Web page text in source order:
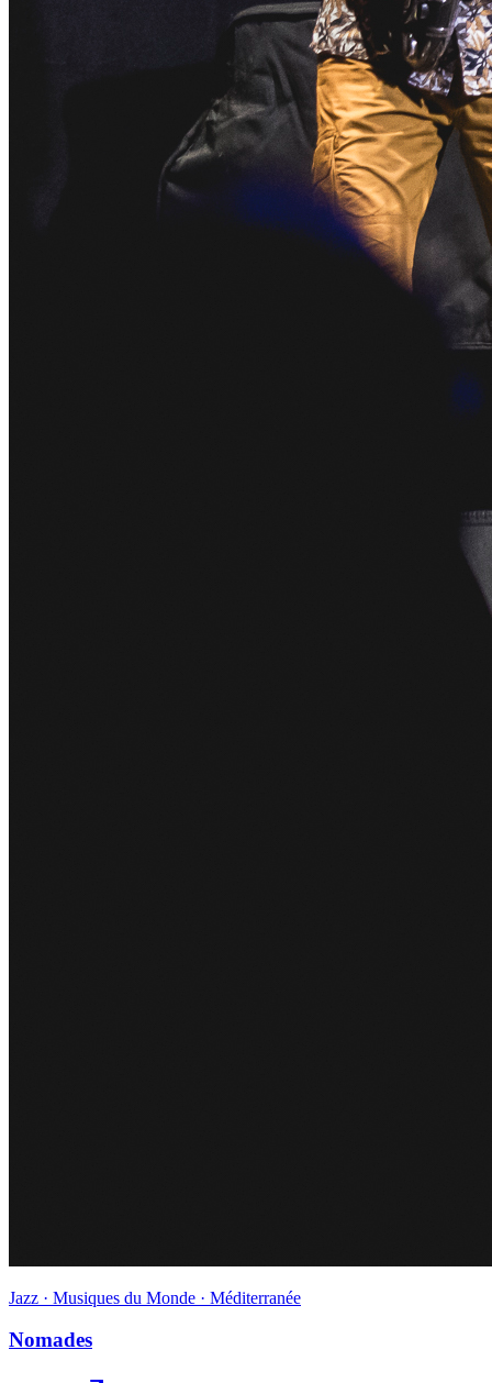
Jazz · Musiques du Monde · Méditerranée
Nomades